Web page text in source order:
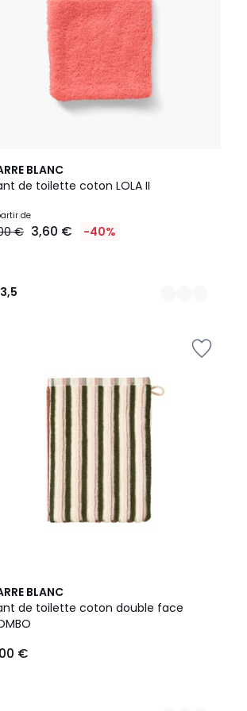
BLANC
de toilette coton LOLA II
de
€ 3,60 € -40%
3,5
BLANC
de toilette coton double face
€